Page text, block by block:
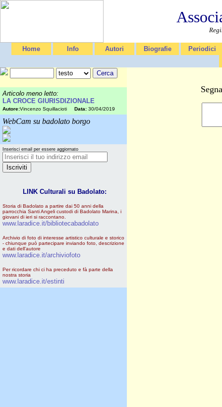
Home Info Autori Biografie Periodici
Articolo meno letto:
LA CROCE GIURISDIZIONALE
Autore:Vincenzo Squillacioti Data: 30/04/2019
WebCam su badolato borgo
Inserisci email per essere aggiornato
LINK Culturali su Badolato:
Storia di Badolato a partire dai 50 anni della
parrocchia Santi Angeli custodi di Badolato Marina, i
giovani di ieri si raccontano.
www.laradice.it/bibliotecabadolato
Archivio di foto di interesse artistico culturale e storico
- chiunque può partecipare inviando foto, descrizione
e dati dell'autore
www.laradice.it/archiviofoto
Per ricordare chi ci ha preceduto e fà parte della
nostra storia
www.laradice.it/estinti